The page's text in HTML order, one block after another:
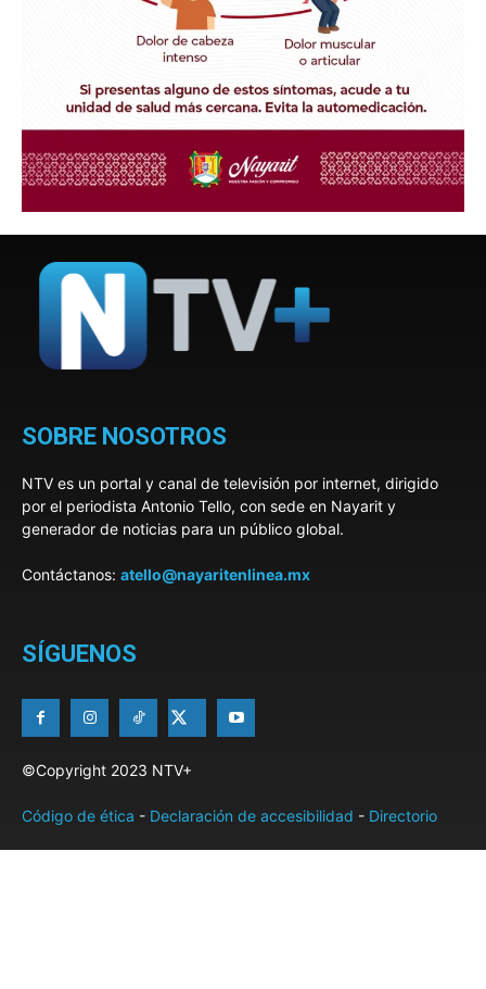
SOBRE NOSOTROS
NTV es un portal y canal de televisión por internet, dirigido
por el periodista Antonio Tello, con sede en Nayarit y
generador de noticias para un público global.
Contáctanos: atello@nayaritenlinea.mx
SÍGUENOS
©Copyright 2023 NTV+
Código de ética - Declaración de accesibilidad - Directorio